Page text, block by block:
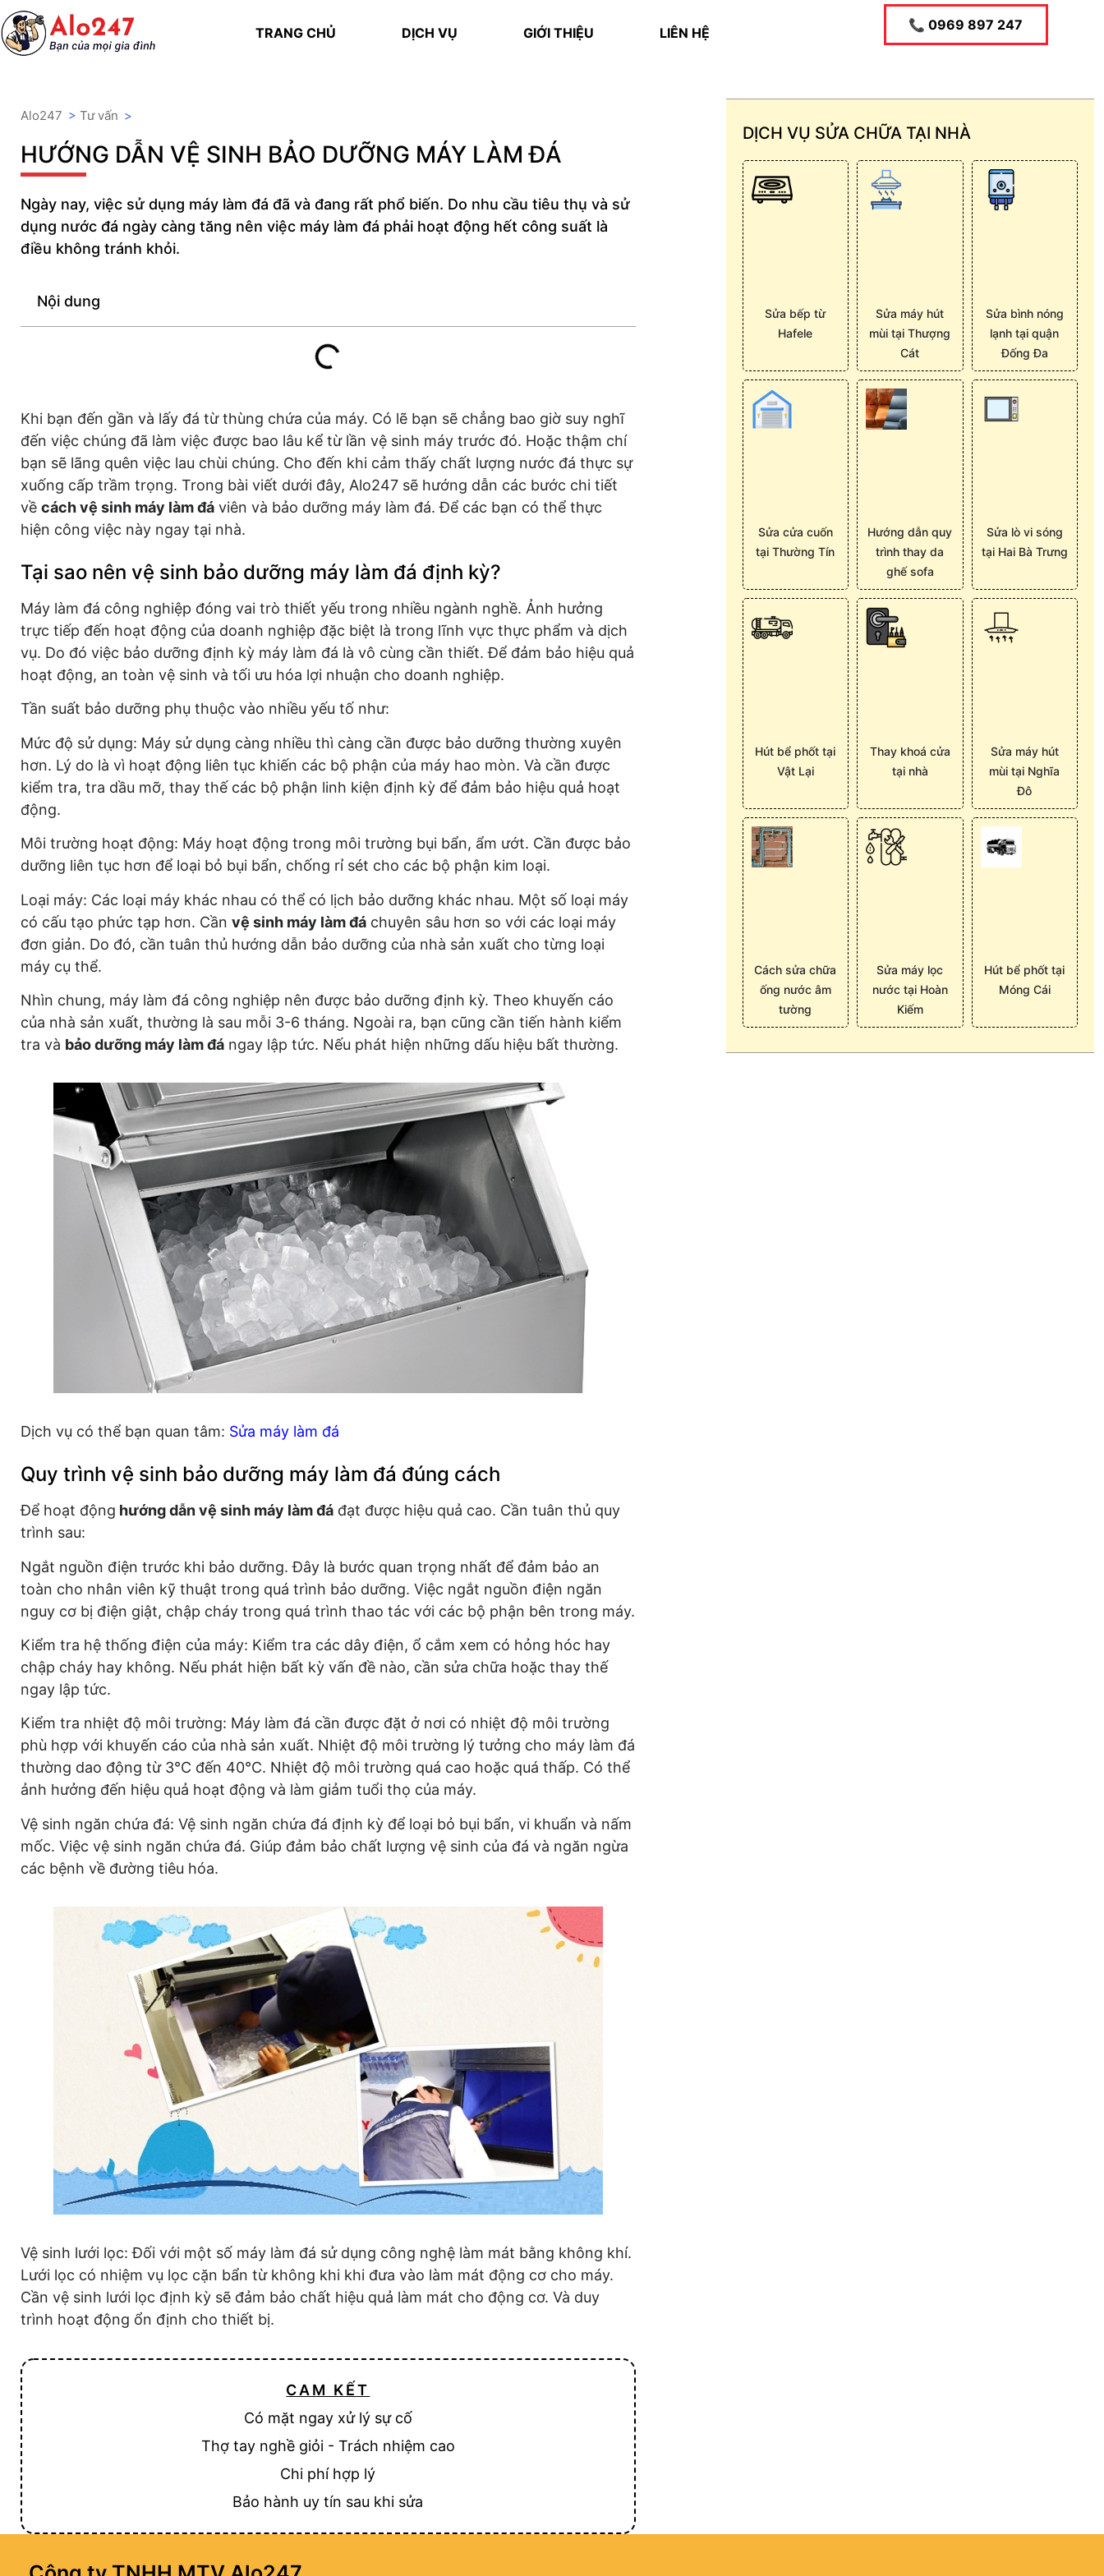
TRANG CHỦ DỊCH VỤ GIỚI THIỆU LIÊN HỆ 📞 0969 897 247
Alo247 > Tư vấn >
HƯỚNG DẪN VỆ SINH BẢO DƯỠNG MÁY LÀM ĐÁ
Ngày nay, việc sử dụng máy làm đá đã và đang rất phổ biến. Do nhu cầu tiêu thụ và sử
dụng nước đá ngày càng tăng nên việc máy làm đá phải hoạt động hết công suất là
điều không tránh khỏi.
Nội dung
Khi bạn đến gần và lấy đá từ thùng chứa của máy. Có lẽ bạn sẽ chẳng bao giờ suy nghĩ
đến việc chúng đã làm việc được bao lâu kể từ lần vệ sinh máy trước đó. Hoặc thậm chí
bạn sẽ lãng quên việc lau chùi chúng. Cho đến khi cảm thấy chất lượng nước đá thực sự
xuống cấp trầm trọng. Trong bài viết dưới đây, Alo247 sẽ hướng dẫn các bước chi tiết
về cách vệ sinh máy làm đá viên và bảo dưỡng máy làm đá. Để các bạn có thể thực
hiện công việc này ngay tại nhà.
Tại sao nên vệ sinh bảo dưỡng máy làm đá định kỳ?
Máy làm đá công nghiệp đóng vai trò thiết yếu trong nhiều ngành nghề. Ảnh hưởng
trực tiếp đến hoạt động của doanh nghiệp đặc biệt là trong lĩnh vực thực phẩm và dịch
vụ. Do đó việc bảo dưỡng định kỳ máy làm đá là vô cùng cần thiết. Để đảm bảo hiệu quả
hoạt động, an toàn vệ sinh và tối ưu hóa lợi nhuận cho doanh nghiệp.
Tần suất bảo dưỡng phụ thuộc vào nhiều yếu tố như:
Mức độ sử dụng: Máy sử dụng càng nhiều thì càng cần được bảo dưỡng thường xuyên
hơn. Lý do là vì hoạt động liên tục khiến các bộ phận của máy hao mòn. Và cần được
kiểm tra, tra dầu mỡ, thay thế các bộ phận linh kiện định kỳ để đảm bảo hiệu quả hoạt
động.
Môi trường hoạt động: Máy hoạt động trong môi trường bụi bẩn, ẩm ướt. Cần được bảo
dưỡng liên tục hơn để loại bỏ bụi bẩn, chống rỉ sét cho các bộ phận kim loại.
Loại máy: Các loại máy khác nhau có thể có lịch bảo dưỡng khác nhau. Một số loại máy
có cấu tạo phức tạp hơn. Cần vệ sinh máy làm đá chuyên sâu hơn so với các loại máy
đơn giản. Do đó, cần tuân thủ hướng dẫn bảo dưỡng của nhà sản xuất cho từng loại
máy cụ thể.
Nhìn chung, máy làm đá công nghiệp nên được bảo dưỡng định kỳ. Theo khuyến cáo
của nhà sản xuất, thường là sau mỗi 3-6 tháng. Ngoài ra, bạn cũng cần tiến hành kiểm
tra và bảo dưỡng máy làm đá ngay lập tức. Nếu phát hiện những dấu hiệu bất thường.
Dịch vụ có thể bạn quan tâm: Sửa máy làm đá
Quy trình vệ sinh bảo dưỡng máy làm đá đúng cách
Để hoạt động hướng dẫn vệ sinh máy làm đá đạt được hiệu quả cao. Cần tuân thủ quy
trình sau:
Ngắt nguồn điện trước khi bảo dưỡng. Đây là bước quan trọng nhất để đảm bảo an
toàn cho nhân viên kỹ thuật trong quá trình bảo dưỡng. Việc ngắt nguồn điện ngăn
nguy cơ bị điện giật, chập cháy trong quá trình thao tác với các bộ phận bên trong máy.
Kiểm tra hệ thống điện của máy: Kiểm tra các dây điện, ổ cắm xem có hỏng hóc hay
chập cháy hay không. Nếu phát hiện bất kỳ vấn đề nào, cần sửa chữa hoặc thay thế
ngay lập tức.
Kiểm tra nhiệt độ môi trường: Máy làm đá cần được đặt ở nơi có nhiệt độ môi trường
phù hợp với khuyến cáo của nhà sản xuất. Nhiệt độ môi trường lý tưởng cho máy làm đá
thường dao động từ 3°C đến 40°C. Nhiệt độ môi trường quá cao hoặc quá thấp. Có thể
ảnh hưởng đến hiệu quả hoạt động và làm giảm tuổi thọ của máy.
Vệ sinh ngăn chứa đá: Vệ sinh ngăn chứa đá định kỳ để loại bỏ bụi bẩn, vi khuẩn và nấm
mốc. Việc vệ sinh ngăn chứa đá. Giúp đảm bảo chất lượng vệ sinh của đá và ngăn ngừa
các bệnh về đường tiêu hóa.
Vệ sinh lưới lọc: Đối với một số máy làm đá sử dụng công nghệ làm mát bằng không khí.
Lưới lọc có nhiệm vụ lọc cặn bẩn từ không khi khi đưa vào làm mát động cơ cho máy.
Cần vệ sinh lưới lọc định kỳ sẽ đảm bảo chất hiệu quả làm mát cho động cơ. Và duy
trình hoạt động ổn định cho thiết bị.
CAM KẾT
Có mặt ngay xử lý sự cố
Thợ tay nghề giỏi - Trách nhiệm cao
Chi phí hợp lý
Bảo hành uy tín sau khi sửa
DỊCH VỤ SỬA CHỮA TẠI NHÀ
Sửa bếp từ
Hafele
Sửa máy hút
mùi tại Thượng
Cát
Sửa bình nóng
lạnh tại quận
Đống Đa
Sửa cửa cuốn
tại Thường Tín
Hướng dẫn quy
trình thay da
ghế sofa
Sửa lò vi sóng
tại Hai Bà Trưng
Hút bể phốt tại
Vật Lại
Thay khoá cửa
tại nhà
Sửa máy hút
mùi tại Nghĩa
Đô
Cách sửa chữa
ống nước âm
tường
Sửa máy lọc
nước tại Hoàn
Kiếm
Hút bể phốt tại
Móng Cái